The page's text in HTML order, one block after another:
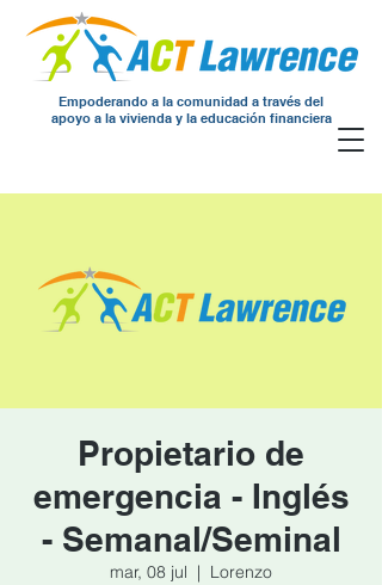
Empoderando a la comunidad a través del
apoyo a la vivienda y la educación financiera
Propietario de
emergencia - Inglés
- Semanal/Seminal
mar, 08 jul
  |
Lorenzo